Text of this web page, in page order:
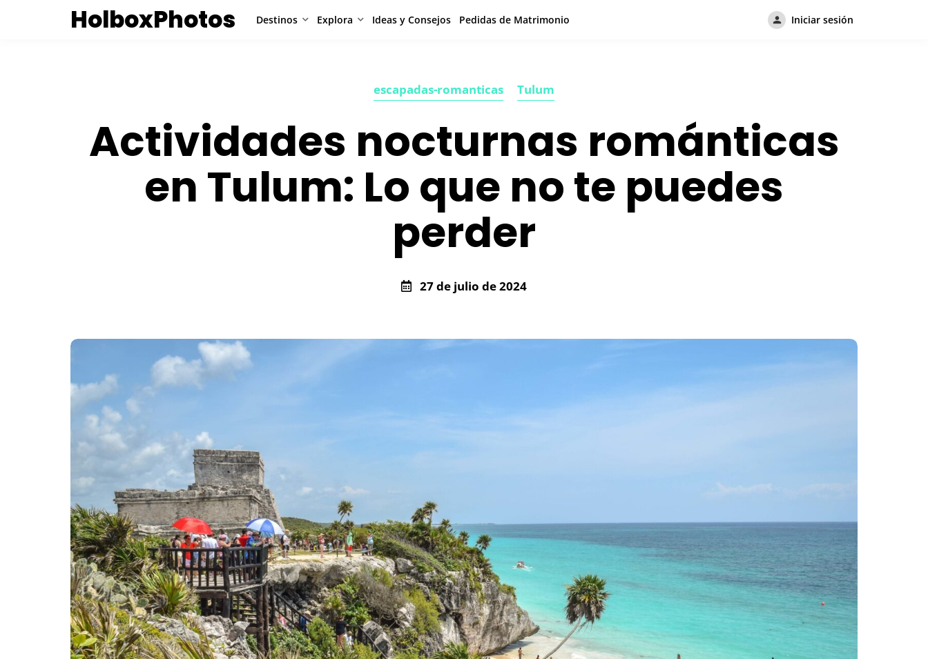
HolboxPhotos Destinos Explora Ideas y Consejos Pedidas de Matrimonio Iniciar sesión
escapadas-romanticas Tulum
Actividades nocturnas románticas
en Tulum: Lo que no te puedes
perder
27 de julio de 2024